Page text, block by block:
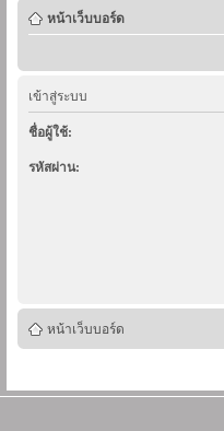
หน้าเว็บบอร์ด
เข้าสู่ระบบ
ชื่อผู้ใช้:
รหัสผ่าน:
หน้าเว็บบอร์ด